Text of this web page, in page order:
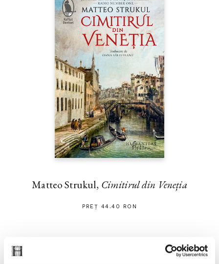
Matteo Strukul, Cimitirul din Veneția
PREȚ 44.40 RON